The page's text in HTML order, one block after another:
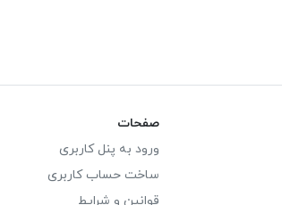
صفحات
ورود به پنل کاربری
ساخت حساب کاربری
قوانین و شرایط